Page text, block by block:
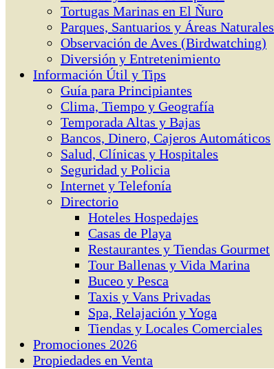
Tortugas Marinas en El Ñuro
Parques, Santuarios y Áreas Naturales
Observación de Aves (Birdwatching)
Diversión y Entretenimiento
Información Útil y Tips
Guía para Principiantes
Clima, Tiempo y Geografía
Temporada Altas y Bajas
Bancos, Dinero, Cajeros Automáticos
Salud, Clínicas y Hospitales
Seguridad y Policia
Internet y Telefonía
Directorio
Hoteles Hospedajes
Casas de Playa
Restaurantes y Tiendas Gourmet
Tour Ballenas y Vida Marina
Buceo y Pesca
Taxis y Vans Privadas
Spa, Relajación y Yoga
Tiendas y Locales Comerciales
Promociones 2026
Propiedades en Venta